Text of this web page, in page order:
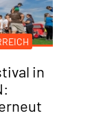
in